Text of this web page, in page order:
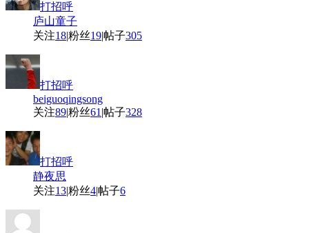
打招呼
庐山童子
关注18|粉丝19|帖子305
打招呼
beiguoqingsong
关注89|粉丝61 |帖子328
打招呼
静夜思
关注13|粉丝4|帖子6